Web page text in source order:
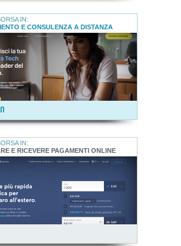
IN:
E CONSULENZA A DISTANZA
IN:
E RICEVERE PAGAMENTI ONLINE